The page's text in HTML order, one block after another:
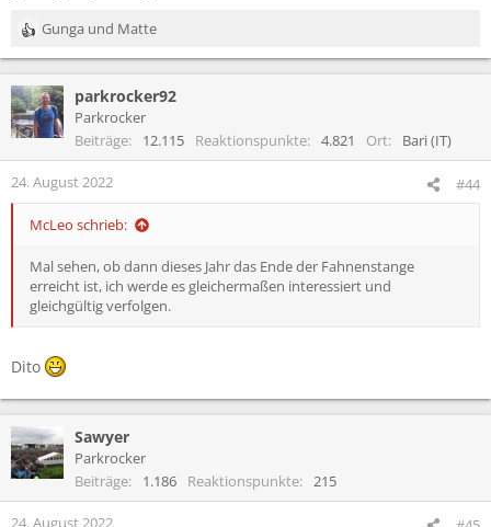
R
e
k
t
i
n
Gunga und Matte
parkrocker92
Parkrocker
Beiträge
12.115 Reaktionspunkte 4.821 Ort Bari (IT)
24. August 2022 #44
McLeo schrieb:
Mal sehen, ob dann dieses Jahr das Ende der Fahnenstange
erreicht ist, ich werde es gleichermaßen interessiert und
gleichgültig verfolgen.
Dito
Sawyer
Parkrocker
Beiträge
1.186 Reaktionspunkte 215
24. August 2022